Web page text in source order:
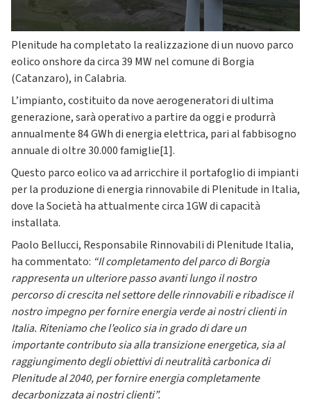
Plenitude ha completato la realizzazione di un nuovo parco
eolico onshore da circa 39 MW nel comune di Borgia
(Catanzaro), in Calabria.
L’impianto, costituito da nove aerogeneratori di ultima
generazione, sarà operativo a partire da oggi e produrrà
annualmente 84 GWh di energia elettrica, pari al fabbisogno
annuale di oltre 30.000 famiglie[1].
Questo parco eolico va ad arricchire il portafoglio di impianti
per la produzione di energia rinnovabile di Plenitude in Italia,
dove la Società ha attualmente circa 1GW di capacità
installata.
Paolo Bellucci, Responsabile Rinnovabili di Plenitude Italia,
ha commentato: “Il completamento del parco di Borgia
rappresenta un ulteriore passo avanti lungo il nostro
percorso di crescita nel settore delle rinnovabili e ribadisce il
nostro impegno per fornire energia verde ai nostri clienti in
Italia. Riteniamo che l’eolico sia in grado di dare un
importante contributo sia alla transizione energetica, sia al
raggiungimento degli obiettivi di neutralità carbonica di
Plenitude al 2040, per fornire energia completamente
decarbonizzata ai nostri clienti”.